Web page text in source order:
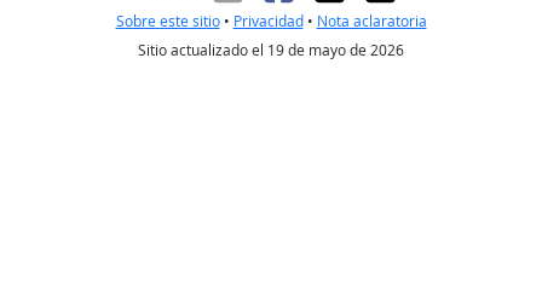
Sobre este sitio• Privacidad• Nota aclaratoria
Sitio actualizado el 19 de mayo de 2026